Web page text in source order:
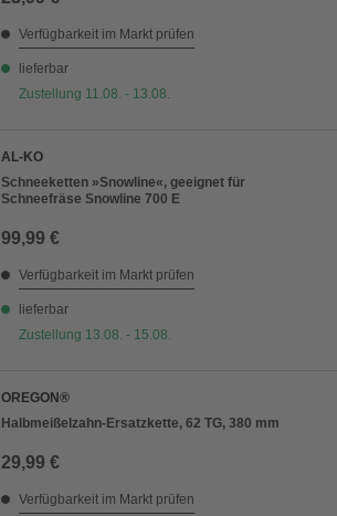
Verfügbarkeit im Markt prüfen
lieferbar
Zustellung 11.08. - 13.08.
AL-KO
Schneeketten »Snowline«, geeignet für
Schneefräse Snowline 700 E
99,99 €
Verfügbarkeit im Markt prüfen
lieferbar
Zustellung 13.08. - 15.08.
OREGON®
Halbmeißelzahn-Ersatzkette, 62 TG, 380 mm
29,99 €
Verfügbarkeit im Markt prüfen